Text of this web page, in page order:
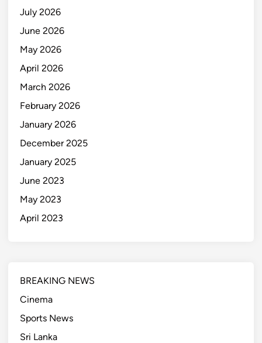
July 2026
June 2026
May 2026
April 2026
March 2026
February 2026
January 2026
December 2025
January 2025
June 2023
May 2023
April 2023
BREAKING NEWS
Cinema
Sports News
Sri Lanka